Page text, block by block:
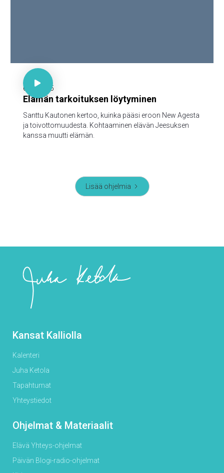
30 minuuttia

6.10.2025
Elämän tarkoituksen löytyminen
Santtu Kautonen kertoo, kuinka pääsi eroon New Agesta
ja toivottomuudesta. Kohtaaminen elävän Jeesuksen
kanssa muutti elämän.
Lisää ohjelmia
Kansat Kalliolla
Kalenteri
Juha Ketola
Tapahtumat
Yhteystiedot
Ohjelmat & Materiaalit
Elävä Yhteys-ohjelmat
Päivän Blogi-radio-ohjelmat